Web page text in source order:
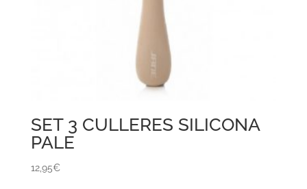
SET 3 CULLERES SILICONA
PALE
12,95€